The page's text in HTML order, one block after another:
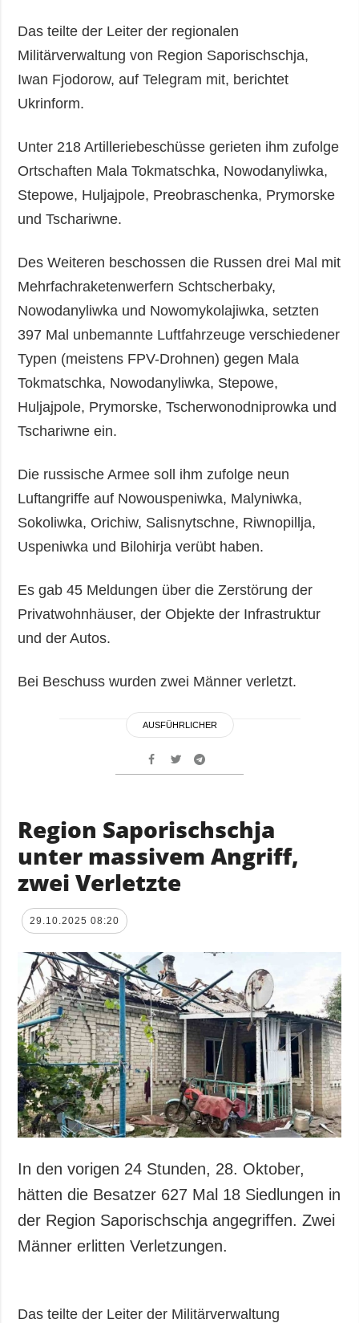
Das teilte der Leiter der regionalen
Militärverwaltung von Region Saporischschja,
Iwan Fjodorow, auf Telegram mit, berichtet
Ukrinform.
Unter 218 Artilleriebeschüsse gerieten ihm zufolge
Ortschaften Mala Tokmatschka, Nowodanyliwka,
Stepowe, Huljajpole, Preobraschenka, Prymorske
und Tschariwne.
Des Weiteren beschossen die Russen drei Mal mit
Mehrfachraketenwerfern Schtscherbaky,
Nowodanyliwka und Nowomykolajiwka, setzten
397 Mal unbemannte Luftfahrzeuge verschiedener
Typen (meistens FPV-Drohnen) gegen Mala
Tokmatschka, Nowodanyliwka, Stepowe,
Huljajpole, Prymorske, Tscherwonodniprowka und
Tschariwne ein.
Die russische Armee soll ihm zufolge neun
Luftangriffe auf Nowouspeniwka, Malyniwka,
Sokoliwka, Orichiw, Salisnytschne, Riwnopillja,
Uspeniwka und Bilohirja verübt haben.
Es gab 45 Meldungen über die Zerstörung der
Privatwohnhäuser, der Objekte der Infrastruktur
und der Autos.
Bei Beschuss wurden zwei Männer verletzt.
AUSFÜHRLICHER
Region Saporischschja
unter massivem Angriff,
zwei Verletzte
29.10.2025 08:20
In den vorigen 24 Stunden, 28. Oktober,
hätten die Besatzer 627 Mal 18 Siedlungen in
der Region Saporischschja angegriffen. Zwei
Männer erlitten Verletzungen.
Das teilte der Leiter der Militärverwaltung